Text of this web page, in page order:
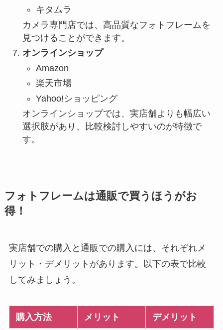
キタムラ
カメラ専門店では、高品質なフォトフレームを
見つけることができます。
オンラインショップ
Amazon
楽天市場
Yahoo!ショッピング
オンラインショップでは、実店舗よりも幅広い
選択肢があり、比較検討しやすいのが特徴で
す。
フォトフレームは通販で買うほうがお
得！
実店舗での購入と通販での購入には、それぞれメ
リット・デメリットがあります。以下の表で比較
してみましょう。
購入方法 メリット デメリット